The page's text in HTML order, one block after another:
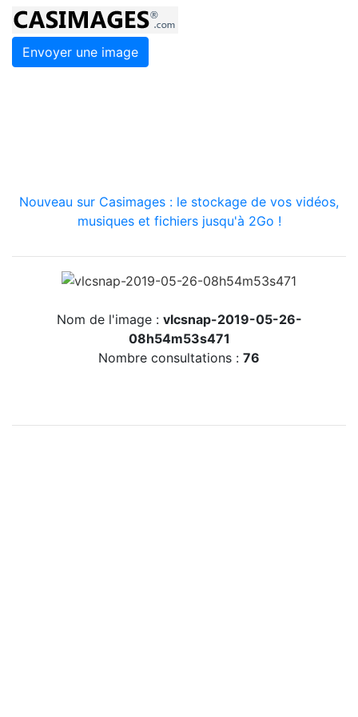
Envoyer une image
Nouveau sur Casimages : le stockage de vos vidéos,
musiques et fichiers jusqu'à 2Go !
Nom de l'image : vlcsnap-2019-05-26-
08h54m53s471
Nombre consultations : 76